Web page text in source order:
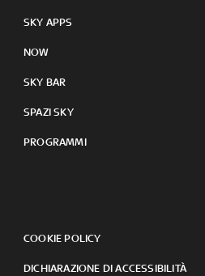
SKY APPS
NOW
SKY BAR
SPAZI SKY
PROGRAMMI
COOKIE POLICY
DICHIARAZIONE DI ACCESSIBILITÀ